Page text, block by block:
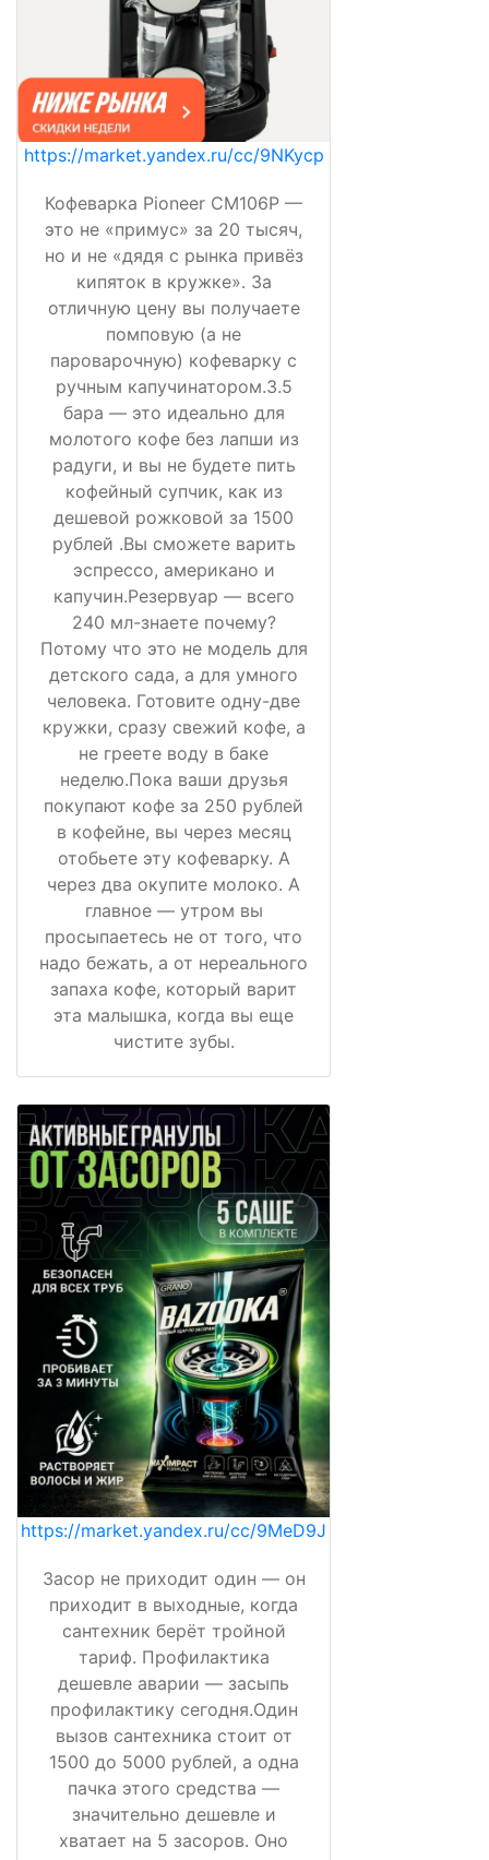
https://market.yandex.ru/cc/9NKycp
Кофеварка Pioneer CM106P —
это не «примус» за 20 тысяч,
но и не «дядя с рынка привёз
кипяток в кружке». За
отличную цену вы получаете
помповую (а не
пароварочную) кофеварку с
ручным капучинатором.3.5
бара — это идеально для
молотого кофе без лапши из
радуги, и вы не будете пить
кофейный супчик, как из
дешевой рожковой за 1500
рублей .Вы сможете варить
эспрессо, американо и
капучин.Резервуар — всего
240 мл-знаете почему?
Потому что это не модель для
детского сада, а для умного
человека. Готовите одну-две
кружки, сразу свежий кофе, а
не греете воду в баке
неделю.Пока ваши друзья
покупают кофе за 250 рублей
в кофейне, вы через месяц
отобьете эту кофеварку. А
через два окупите молоко. А
главное — утром вы
просыпаетесь не от того, что
надо бежать, а от нереального
запаха кофе, который варит
эта малышка, когда вы еще
чистите зубы.
https://market.yandex.ru/cc/9MeD9J
Засор не приходит один — он
приходит в выходные, когда
сантехник берёт тройной
тариф. Профилактика
дешевле аварии — засыпь
профилактику сегодня.Один
вызов сантехника стоит от
1500 до 5000 рублей, а одна
пачка этого средства —
значительно дешевле и
хватает на 5 засоров. Оно